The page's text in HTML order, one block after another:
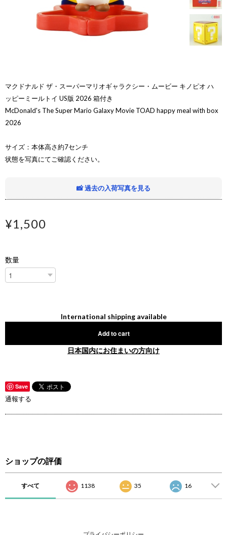
マクドナルド ザ・スーパーマリオギャラクシー・ムービー キノピオ ハ
ッピーミールトイ US版 2026 箱付き
McDonald's The Super Mario Galaxy Movie TOAD happy meal with box
2026
サイズ：本体高さ約7センチ
状態を写真にてご確認ください。
📸 過去の入荷写真を見る
¥1,500
数量
International shipping available
Add to cart
日本国内にお住まいの方向け
Save
通報する
ショップの評価
すべて 1138 35 16